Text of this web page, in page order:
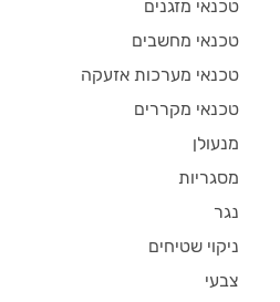
טכנאי מזגנים
טכנאי מחשבים
טכנאי מערכות אזעקה
טכנאי מקררים
מנעולן
מסגריות
נגר
ניקוי שטיחים
צבעי